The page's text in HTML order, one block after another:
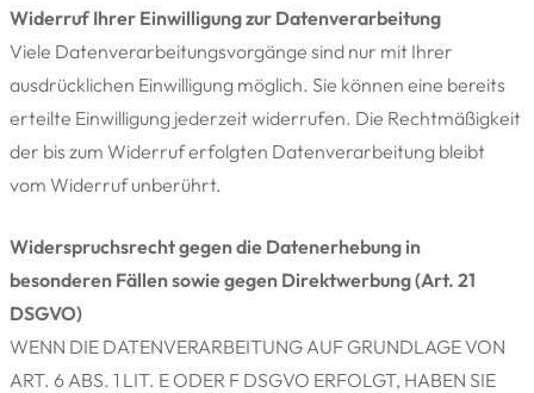
Widerruf Ihrer Einwilligung zur Datenverarbeitung
Viele Datenverarbeitungsvorgänge sind nur mit Ihrer
ausdrücklichen Einwilligung möglich. Sie können eine bereits
erteilte Einwilligung jederzeit widerrufen. Die Rechtmäßigkeit
der bis zum Widerruf erfolgten Datenverarbeitung bleibt
vom Widerruf unberührt.
Widerspruchsrecht gegen die Datenerhebung in
besonderen Fällen sowie gegen Direktwerbung (Art. 21
DSGVO)
WENN DIE DATENVERARBEITUNG AUF GRUNDLAGE VON
ART. 6 ABS. 1 LIT. E ODER F DSGVO ERFOLGT, HABEN SIE